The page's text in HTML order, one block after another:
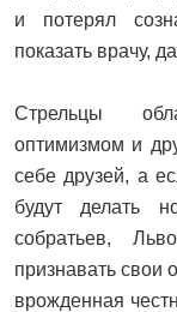
и потерял
показать врачу,
Стрельцы
оптимизмом и
себе друзей, а
будут делать
собратьев,
признавать свои
врожденная